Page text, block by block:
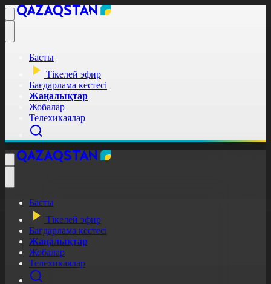
Басты
Тікелей эфир
Бағдарлама кестесі
Жаңалықтар
Жобалар
Телехикаялар
Басты
Тікелей эфир
Бағдарлама кестесі
Жаңалықтар
Жобалар
Телехикаялар